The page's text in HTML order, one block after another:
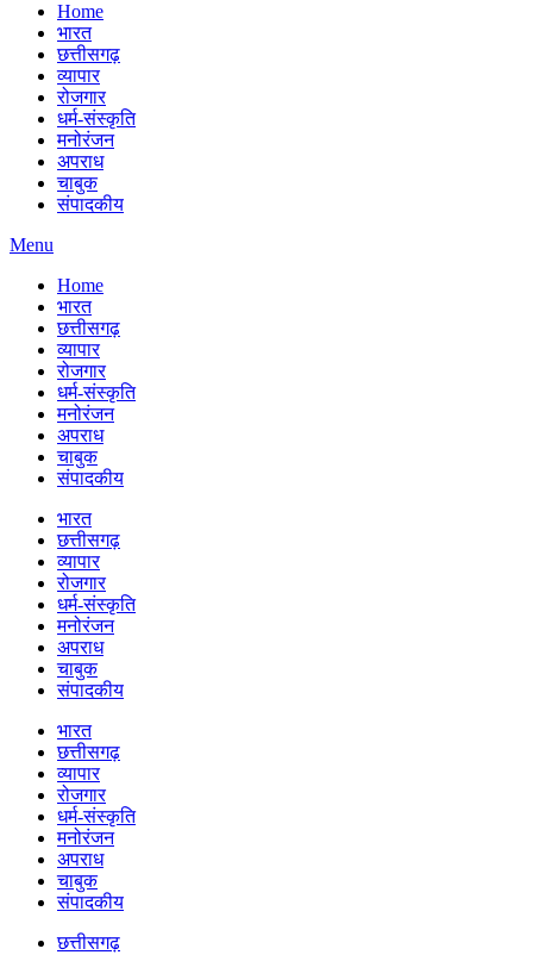
Home
भारत
छत्तीसगढ़
व्यापार
रोजगार
धर्म-संस्कृति
मनोरंजन
अपराध
चाबुक
संपादकीय
Menu
Home
भारत
छत्तीसगढ़
व्यापार
रोजगार
धर्म-संस्कृति
मनोरंजन
अपराध
चाबुक
संपादकीय
भारत
छत्तीसगढ़
व्यापार
रोजगार
धर्म-संस्कृति
मनोरंजन
अपराध
चाबुक
संपादकीय
भारत
छत्तीसगढ़
व्यापार
रोजगार
धर्म-संस्कृति
मनोरंजन
अपराध
चाबुक
संपादकीय
छत्तीसगढ़